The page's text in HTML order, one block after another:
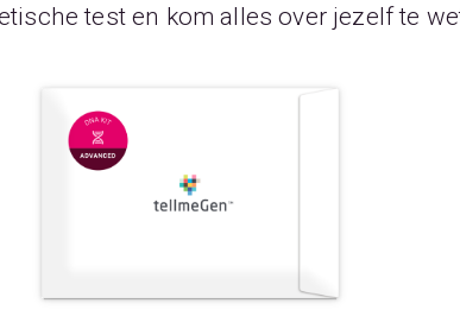
test en kom alles over jezelf te